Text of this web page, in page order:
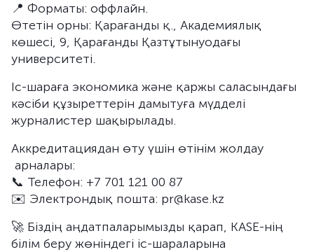
📍 Форматы: оффлайн.
Өтетін орны: Қарағанды қ., Академиялық
көшесі, 9, Қарағанды Қазтұтынуодағы
университеті.
Іс-шараға экономика және қаржы саласындағы
кәсіби құзыреттерін дамытуға мүдделі
журналистер шақырылады.
Аккредитациядан өту үшін өтінім жолдау
арналары:
📞 Телефон: +7 701 121 00 87
✉️ Электрондық пошта: pr@kase.kz
🚀 Біздің аңдатпаларымызды қарап, KASE-нің
білім беру жөніндегі іс-шараларына